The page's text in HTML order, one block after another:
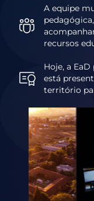
A equipe
recursos
Hoje, a
está
território